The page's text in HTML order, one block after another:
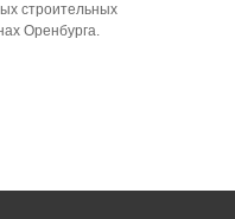
строительных
Оренбурга.